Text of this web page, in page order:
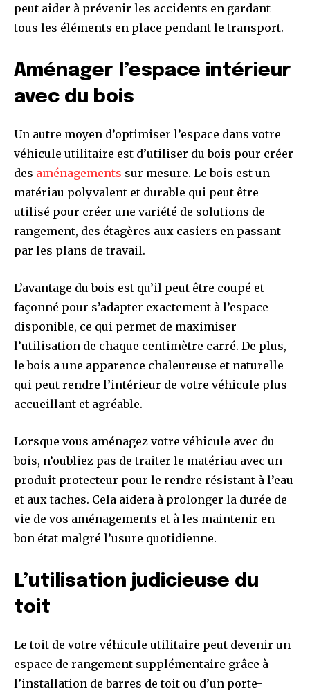
peut aider à prévenir les accidents en gardant
tous les éléments en place pendant le transport.
Aménager l’espace intérieur
avec du bois
Un autre moyen d’optimiser l’espace dans votre
véhicule utilitaire est d’utiliser du bois pour créer
des aménagements sur mesure. Le bois est un
matériau polyvalent et durable qui peut être
utilisé pour créer une variété de solutions de
rangement, des étagères aux casiers en passant
par les plans de travail.
L’avantage du bois est qu’il peut être coupé et
façonné pour s’adapter exactement à l’espace
disponible, ce qui permet de maximiser
l’utilisation de chaque centimètre carré. De plus,
le bois a une apparence chaleureuse et naturelle
qui peut rendre l’intérieur de votre véhicule plus
accueillant et agréable.
Lorsque vous aménagez votre véhicule avec du
bois, n’oubliez pas de traiter le matériau avec un
produit protecteur pour le rendre résistant à l’eau
et aux taches. Cela aidera à prolonger la durée de
vie de vos aménagements et à les maintenir en
bon état malgré l’usure quotidienne.
L’utilisation judicieuse du
toit
Le toit de votre véhicule utilitaire peut devenir un
espace de rangement supplémentaire grâce à
l’installation de barres de toit ou d’un porte-